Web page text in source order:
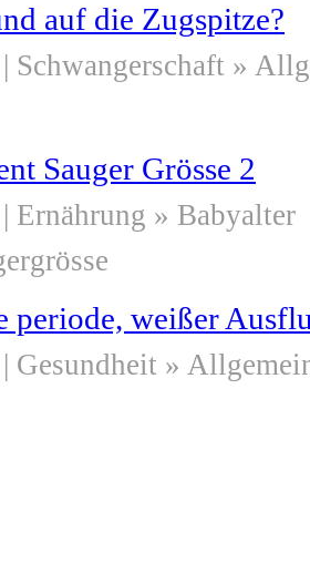
auf die Zugspitze?
| Schwangerschaft »
Sauger Grösse 2
| Ernährung » Babyalter
periode, weißer
| Gesundheit »